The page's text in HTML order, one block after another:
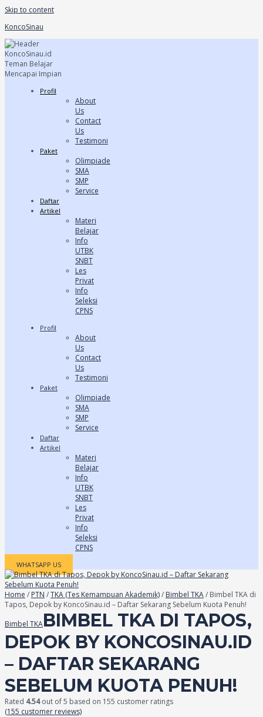
Skip to content
KoncoSinau
Profil
About
Us
Contact
Us
Testimoni
Paket
Olimpiade
SMA
SMP
Service
Daftar
Artikel
Materi
Belajar
Info
UTBK
SNBT
Les
Privat
Info
Seleksi
CPNS
Profil
About
Us
Contact
Us
Testimoni
Paket
Olimpiade
SMA
SMP
Service
Daftar
Artikel
Materi
Belajar
Info
UTBK
SNBT
Les
Privat
Info
Seleksi
CPNS
WHATSAPP US
Home / PTN /TKA (Tes Kemampuan Akademik)/ Bimbel TKA/ Bimbel TKA di
Tapos, Depok by KoncoSinau.id – Daftar Sekarang Sebelum Kuota Penuh!
Bimbel TKABIMBEL TKA DI TAPOS,
DEPOK BY KONCOSINAU.ID
– DAFTAR SEKARANG
SEBELUM KUOTA PENUH!
Rated 4.54out of 5 based on 155 customer ratings
(155 customer reviews)